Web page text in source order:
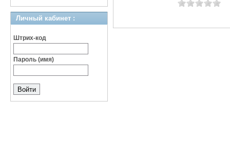
Личный кабинет :
Штрих-код
Пароль (имя)